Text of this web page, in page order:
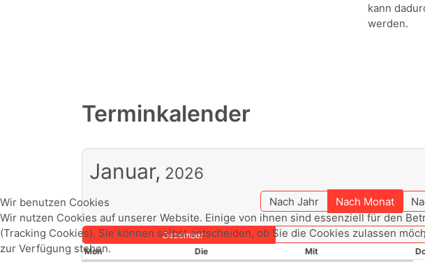
kann
werden.
Terminkalender
Januar, 2026
Nach Jahr Nach Monat
Dezember
Mon
Die Mit
Wir benutzen Cookies
Wir nutzen Cookies auf unserer Website. Einige von ihnen sind essenziell für den
(Tracking Cookies). Sie können selbst entscheiden, ob Sie die Cookies zulassen
zur Verfügung stehen.